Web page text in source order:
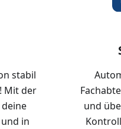
stabil
Mit der
in
und